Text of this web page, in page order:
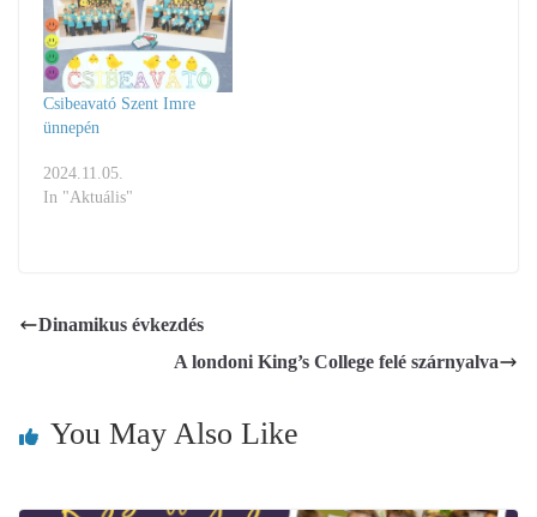
Csibeavató Szent Imre
ünnepén
2024.11.05.
In "Aktuális"
Dinamikus évkezdés
A londoni King’s College felé szárnyalva
You May Also Like